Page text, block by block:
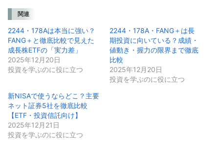
関連
2244・178Aは本当に強い？
FANG＋と徹底比較で見えた
成長株ETFの「実力差」
2025年12月20日
投資を学ぶのに役に立つ
2244・178A・FANG＋は長
期投資に向いている？成績・
値動き・握力の限界まで徹底
比較
2025年12月20日
投資を学ぶのに役に立つ
新NISAで使うならどこ？主要
ネット証券5社を徹底比較
【ETF・投資信託向け】
2025年12月21日
投資を学ぶのに役に立つ